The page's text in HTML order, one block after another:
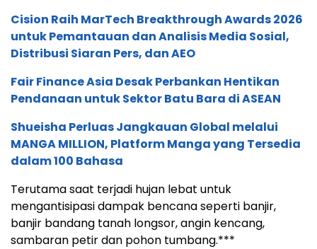
Cision Raih MarTech Breakthrough Awards 2026
untuk Pemantauan dan Analisis Media Sosial,
Distribusi Siaran Pers, dan AEO
Fair Finance Asia Desak Perbankan Hentikan
Pendanaan untuk Sektor Batu Bara di ASEAN
Shueisha Perluas Jangkauan Global melalui
MANGA MILLION, Platform Manga yang Tersedia
dalam 100 Bahasa
Terutama saat terjadi hujan lebat untuk
mengantisipasi dampak bencana seperti banjir,
banjir bandang tanah longsor, angin kencang,
sambaran petir dan pohon tumbang.***